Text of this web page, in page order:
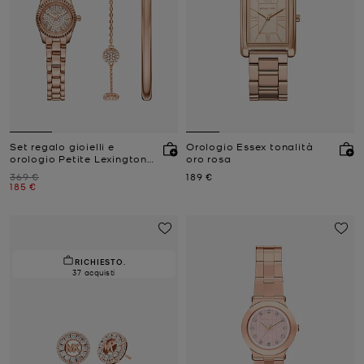
Set regalo gioielli e
orologio Petite Lexington
Prezzo iniziale
369 €
Prezzo attuale
185 €
Orologio Essex tonalità
oro rosa
Prezzo attuale
189 €
RICHIESTO.
37 acquisti